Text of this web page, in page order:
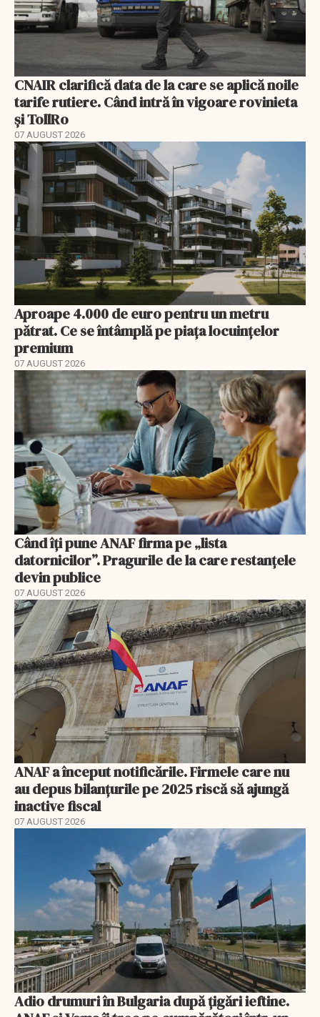
CNAIR clarifică data de la care se aplică noile
tarife rutiere. Când intră în vigoare rovinieta
și TollRo
07 AUGUST 2026
Aproape 4.000 de euro pentru un metru
pătrat. Ce se întâmplă pe piața locuințelor
premium
07 AUGUST 2026
Când îți pune ANAF firma pe „lista
datornicilor”. Pragurile de la care restanțele
devin publice
07 AUGUST 2026
ANAF a început notificările. Firmele care nu
au depus bilanțurile pe 2025 riscă să ajungă
inactive fiscal
07 AUGUST 2026
Adio drumuri în Bulgaria după țigări ieftine.